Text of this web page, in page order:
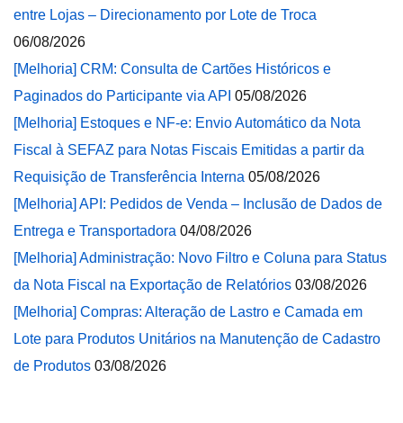
entre Lojas – Direcionamento por Lote de Troca
06/08/2026
[Melhoria] CRM: Consulta de Cartões Históricos e
Paginados do Participante via API 05/08/2026
[Melhoria] Estoques e NF-e: Envio Automático da Nota
Fiscal à SEFAZ para Notas Fiscais Emitidas a partir da
Requisição de Transferência Interna 05/08/2026
[Melhoria] API: Pedidos de Venda – Inclusão de Dados de
Entrega e Transportadora 04/08/2026
[Melhoria] Administração: Novo Filtro e Coluna para Status
da Nota Fiscal na Exportação de Relatórios 03/08/2026
[Melhoria] Compras: Alteração de Lastro e Camada em
Lote para Produtos Unitários na Manutenção de Cadastro
de Produtos 03/08/2026